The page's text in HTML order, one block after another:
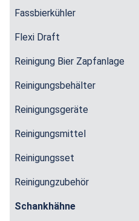
Fassbierkühler
Flexi Draft
Reinigung Bier Zapfanlage
Reinigungsbehälter
Reinigungsgeräte
Reinigungsmittel
Reinigungsset
Reinigungzubehör
Schankhähne